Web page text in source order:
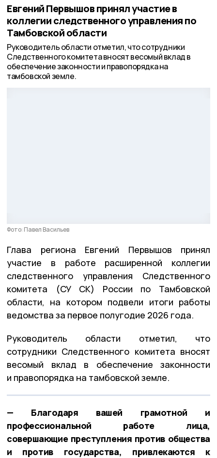
Евгений Первышов принял участие в
коллегии следственного управления по
Тамбовской области
Руководитель области отметил, что сотрудники
Следственного комитета вносят весомый вклад в
обеспечение законности и правопорядка на
тамбовской земле.
Фото: Павел Васильев
Глава региона Евгений Первышов принял
участие в работе расширенной коллегии
следственного управления Следственного
комитета (СУ СК) России по Тамбовской
области, на котором подвели итоги работы
ведомства за первое полугодие 2026 года.
Руководитель области отметил, что
сотрудники Следственного комитета вносят
весомый вклад в обеспечение законности
и правопорядка на тамбовской земле.
— Благодаря вашей грамотной и
профессиональной работе лица,
совершающие преступления против общества
и против государства, привлекаются к